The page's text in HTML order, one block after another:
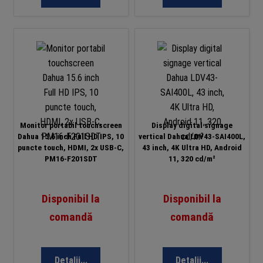
Monitor portabil touchscreen
Dahua 15.6 inch Full HD IPS, 10
puncte touch, HDMI, 2x USB-C,
PM16-F201SDT
Disponibil la
comandă
Detalii...
Display digital signage
vertical Dahua LDV43-SAI400L,
43 inch, 4K Ultra HD, Android
11, 320 cd/m²
Disponibil la
comandă
Detalii...